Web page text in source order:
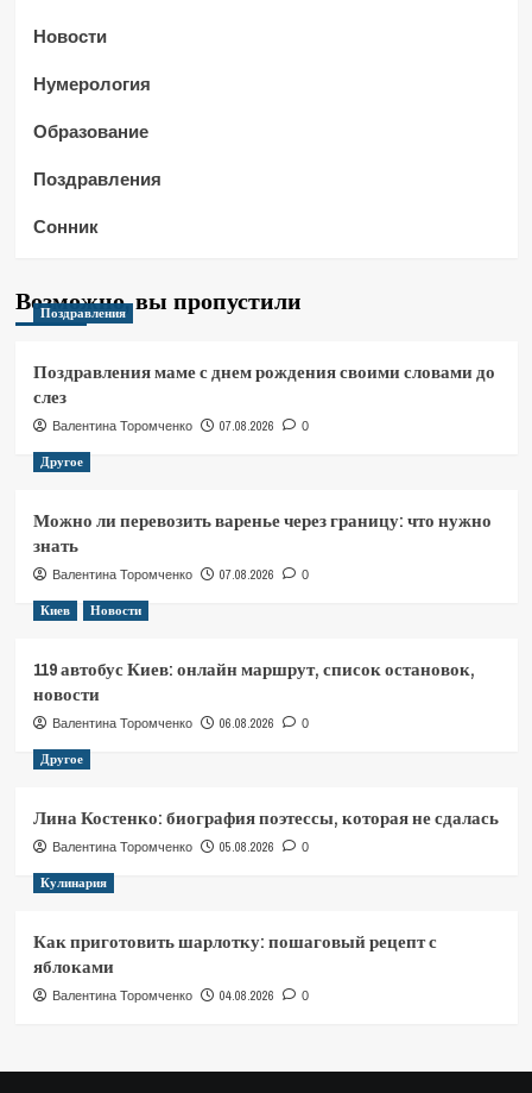
Новости
Нумерология
Образование
Поздравления
Сонник
Возможно, вы пропустили
Поздравления
Поздравления маме с днем рождения своими словами до
слез
Валентина Торомченко 07.08.2026 0
Другое
Можно ли перевозить варенье через границу: что нужно
знать
Валентина Торомченко 07.08.2026 0
Киев Новости
119 автобус Киев: онлайн маршрут, список остановок,
новости
Валентина Торомченко 06.08.2026 0
Другое
Лина Костенко: биография поэтессы, которая не сдалась
Валентина Торомченко 05.08.2026 0
Кулинария
Как приготовить шарлотку: пошаговый рецепт с
яблоками
Валентина Торомченко 04.08.2026 0